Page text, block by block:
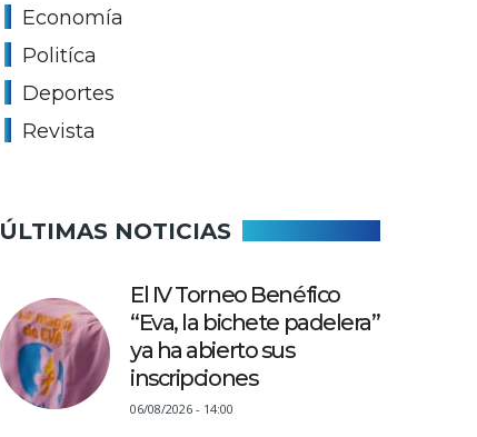
Economía
Politíca
Deportes
Revista
ÚLTIMAS NOTICIAS
El IV Torneo Benéfico
“Eva, la bichete padelera”
ya ha abierto sus
inscripciones
06/08/2026 - 14:00